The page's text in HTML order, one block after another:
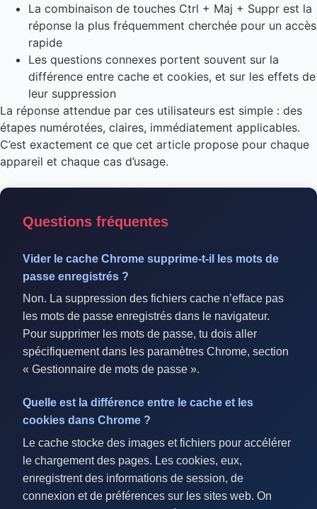
La combinaison de touches Ctrl + Maj + Suppr est la
réponse la plus fréquemment cherchée pour un accès
rapide
Les questions connexes portent souvent sur la
différence entre cache et cookies, et sur les effets de
leur suppression
La réponse attendue par ces utilisateurs est simple : des
étapes numérotées, claires, immédiatement applicables.
C’est exactement ce que cet article propose pour chaque
appareil et chaque cas d’usage.
Questions fréquentes
Vider le cache Chrome supprime-t-il les mots de
passe enregistrés ?
Non. La suppression des fichiers cache n’efface pas
les mots de passe enregistrés dans le navigateur.
Pour supprimer les mots de passe, tu dois aller
spécifiquement dans les paramètres Chrome, section
« Gestionnaire de mots de passe ».
Quelle est la différence entre le cache et les
cookies dans Chrome ?
Le cache stocke des images et fichiers pour accélérer
le chargement des pages. Les cookies, eux,
enregistrent des informations de session, de
connexion et de préférences sur les sites web. On